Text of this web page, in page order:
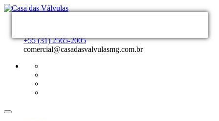
+55 (31) 2565-2005
comercial@casadasvalvulasmg.com.br